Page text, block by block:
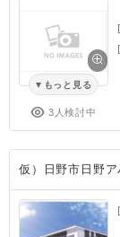
もっと見る
3人検討中
仮）日野市日野